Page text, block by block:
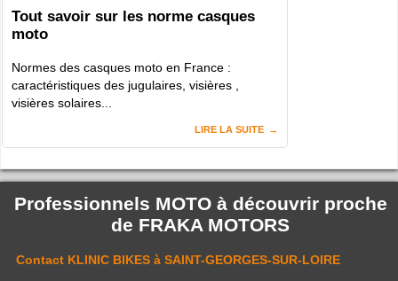
Tout savoir sur les norme casques
moto
Normes des casques moto en France :
caractéristiques des jugulaires, visières ,
visières solaires...
LIRE LA SUITE
Professionnels MOTO à découvrir proche
de FRAKA MOTORS
Contact KLINIC BIKES à SAINT-GEORGES-SUR-LOIRE